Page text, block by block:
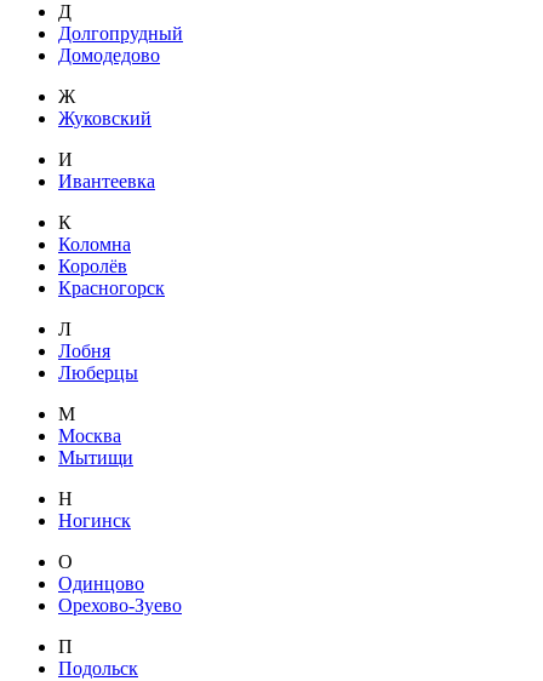
Д
Долгопрудный
Домодедово
Ж
Жуковский
И
Ивантеевка
К
Коломна
Королёв
Красногорск
Л
Лобня
Люберцы
М
Москва
Мытищи
Н
Ногинск
О
Одинцово
Орехово-Зуево
П
Подольск